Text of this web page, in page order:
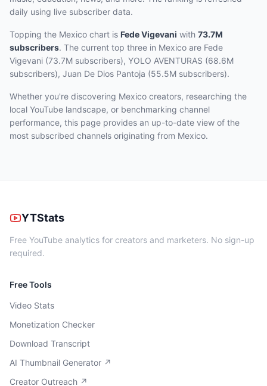
daily using live subscriber data.
Topping the Mexico chart is Fede Vigevani with 73.7M
subscribers. The current top three in Mexico are Fede
Vigevani (73.7M subscribers), YOLO AVENTURAS (68.6M
subscribers), Juan De Dios Pantoja (55.5M subscribers).
Whether you're discovering Mexico creators, researching the
local YouTube landscape, or benchmarking channel
performance, this page provides an up-to-date view of the
most subscribed channels originating from Mexico.
YTStats
Free YouTube analytics for creators and marketers. No sign-up
required.
Free Tools
Video Stats
Monetization Checker
Download Transcript
AI Thumbnail Generator ↗
Creator Outreach ↗